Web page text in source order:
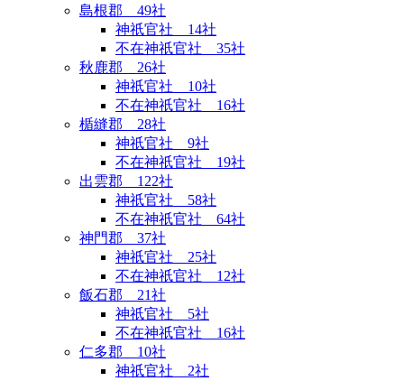
島根郡 49社
神祇官社 14社
不在神祇官社 35社
秋鹿郡 26社
神祇官社 10社
不在神祇官社 16社
楯縫郡 28社
神祇官社 9社
不在神祇官社 19社
出雲郡 122社
神祇官社 58社
不在神祇官社 64社
神門郡 37社
神祇官社 25社
不在神祇官社 12社
飯石郡 21社
神祇官社 5社
不在神祇官社 16社
仁多郡 10社
神祇官社 2社